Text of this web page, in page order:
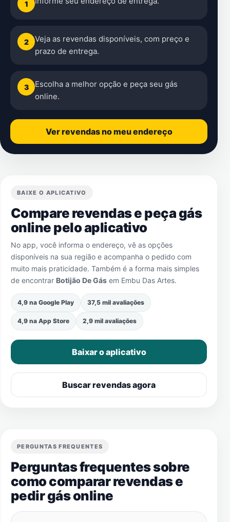
1
2
Veja as revendas disponíveis, com preço e
prazo de entrega.
3
Escolha a melhor opção e peça seu gás
online.
Ver revendas no meu endereço
BAIXE O APLICATIVO
Compare revendas e peça gás
online pelo aplicativo
No app, você informa o endereço, vê as opções
disponíveis na sua região e acompanha o pedido com
muito mais praticidade. Também é a forma mais simples
de encontrar Botijão De Gás em Embu Das Artes.
4,9 na Google Play 37,5 mil avaliações
4,9 na App Store 2,9 mil avaliações
Baixar o aplicativo
Buscar revendas agora
PERGUNTAS FREQUENTES
Perguntas frequentes sobre
como comparar revendas e
pedir gás online